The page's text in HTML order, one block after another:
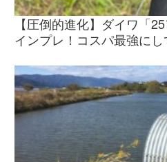
【圧倒的進化】ダイワ「
インプレ！コスパ最強に